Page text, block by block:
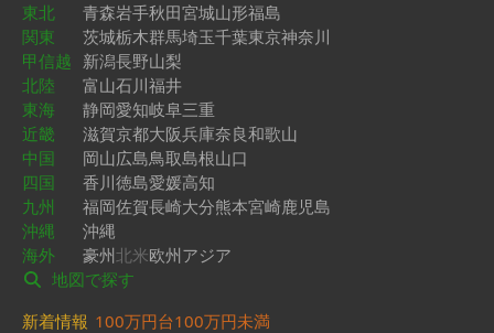
東北
青森岩手秋田宮城山形福島
関東
茨城栃木群馬埼玉千葉東京神奈川
甲信越 新潟長野山梨
北陸
富山石川福井
東海
静岡愛知岐阜三重
近畿
滋賀京都大阪兵庫奈良和歌山
中国
岡山広島鳥取島根山口
四国
香川徳島愛媛高知
九州
福岡佐賀長崎大分熊本宮崎鹿児島
沖縄
沖縄
海外
豪州北米欧州アジア
地図で探す
新着情報 100万円台100万円未満